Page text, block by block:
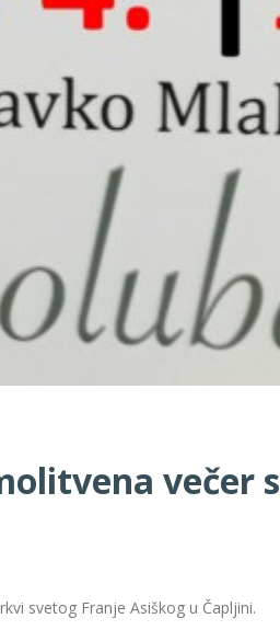
večer s
svetog Franje Asiškog u Čapljini.